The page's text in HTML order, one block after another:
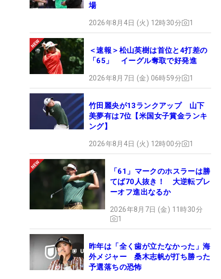
場
2026年8月4日 (火) 12時30分 1
＜速報＞松山英樹は首位と4打差の
「65」 イーグル奪取で好発進
2026年8月7日 (金) 06時59分 1
竹田麗央が13ランクアップ 山下
美夢有は7位【米国女子賞金ランキ
ング】
2026年8月4日 (火) 12時00分 1
「61」マークのホスラーは勝
てば70人抜き！ 大逆転プレ
ーオフ進出なるか
2026年8月7日 (金) 11時30分
1
昨年は「全く歯が立たなかった」海
外メジャー 桑木志帆が打ち勝った
予選落ちの恐怖